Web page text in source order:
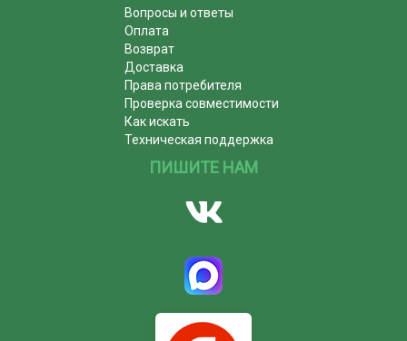
Вопросы и ответы
Оплата
Возврат
Доставка
Права потребителя
Проверка совместимости
Как искать
Техническая поддержка
ПИШИТЕ НАМ